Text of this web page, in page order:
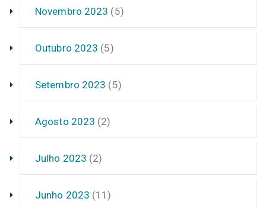
Novembro 2023 (5)
Outubro 2023 (5)
Setembro 2023 (5)
Agosto 2023 (2)
Julho 2023 (2)
Junho 2023 (11)